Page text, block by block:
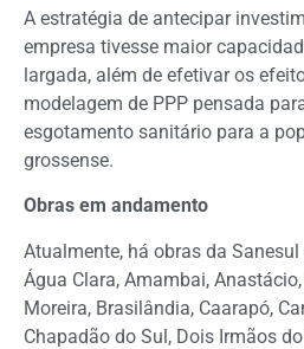
A estratégia de antecipar
empresa tivesse maior
largada, além de efetivar os
modelagem de PPP pensada
esgotamento sanitário para a
grossense.
Obras em andamento
Atualmente, há obras da
Água Clara, Amambai,
Moreira, Brasilândia, Caarapó,
Chapadão do Sul, Dois Irmãos